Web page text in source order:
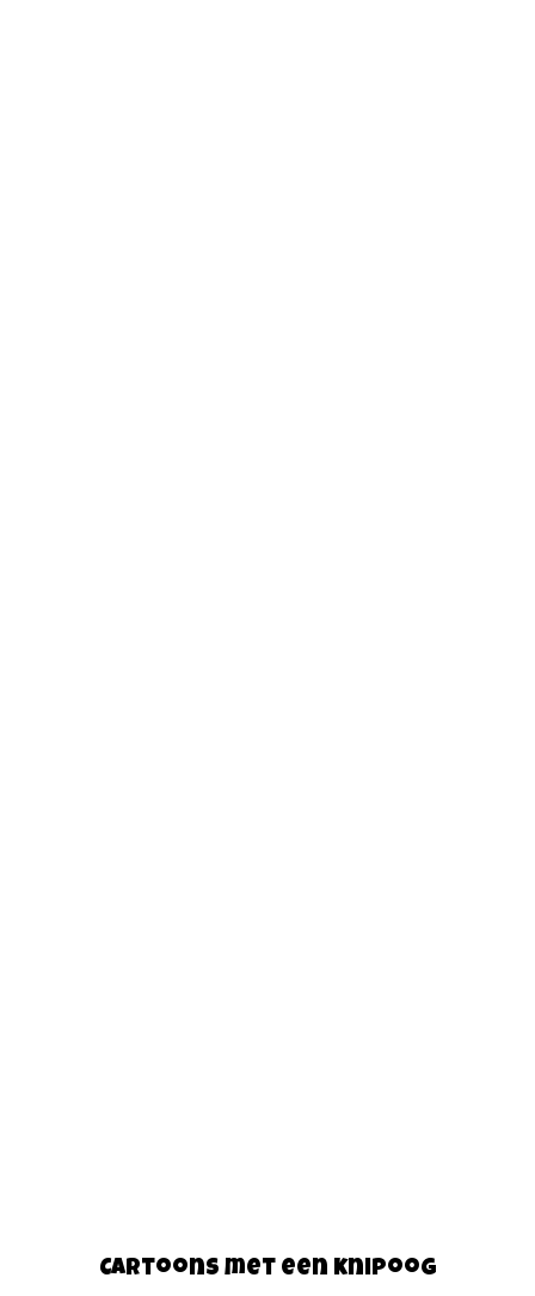
Cartoons met een knipoog